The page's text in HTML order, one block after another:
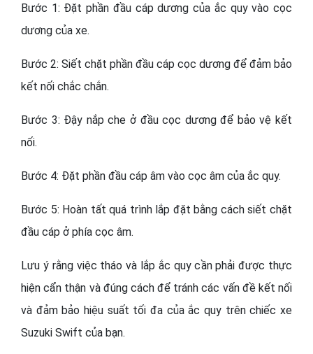
Bước 1: Đặt phần đầu cáp dương của ắc quy vào cọc
dương của xe.
Bước 2: Siết chặt phần đầu cáp cọc dương để đảm bảo
kết nối chắc chắn.
Bước 3: Đậy nắp che ở đầu cọc dương để bảo vệ kết
nối.
Bước 4: Đặt phần đầu cáp âm vào cọc âm của ắc quy.
Bước 5: Hoàn tất quá trình lắp đặt bằng cách siết chặt
đầu cáp ở phía cọc âm.
Lưu ý rằng việc tháo và lắp ắc quy cần phải được thực
hiện cẩn thận và đúng cách để tránh các vấn đề kết nối
và đảm bảo hiệu suất tối đa của ắc quy trên chiếc xe
Suzuki Swift của bạn.